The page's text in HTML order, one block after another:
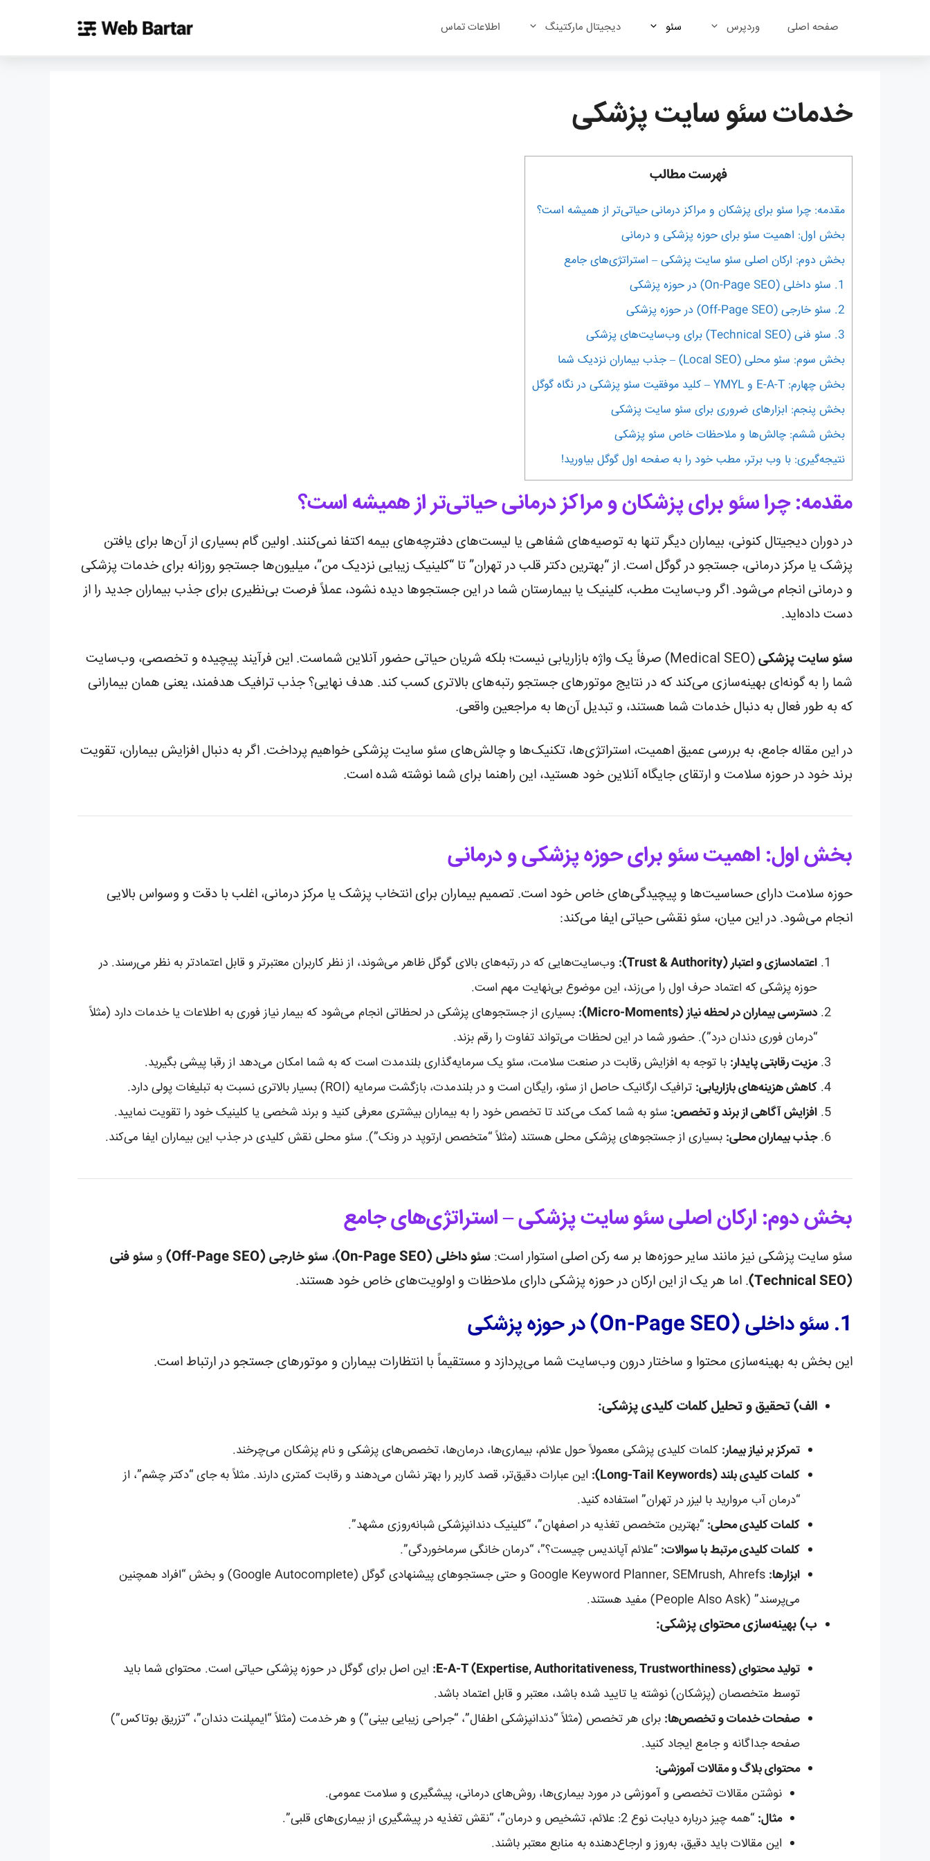
صفحه اصلی وردپرس سئو دیجیتال مارکتینگ اطلاعات تماس
خدمات سئو سایت پزشکی
فهرست مطالب
مقدمه: چرا سئو برای پزشکان و مراکز درمانی حیاتی‌تر از همیشه است؟
بخش اول: اهمیت سئو برای حوزه پزشکی و درمانی
بخش دوم: ارکان اصلی سئو سایت پزشکی – استراتژی‌های جامع
1. سئو داخلی (On-Page SEO) در حوزه پزشکی
2. سئو خارجی (Off-Page SEO) در حوزه پزشکی
3. سئو فنی (Technical SEO) برای وب‌سایت‌های پزشکی
بخش سوم: سئو محلی (Local SEO) – جذب بیماران نزدیک شما
بخش چهارم: E-A-T و YMYL – کلید موفقیت سئو پزشکی در نگاه گوگل
بخش پنجم: ابزارهای ضروری برای سئو سایت پزشکی
بخش ششم: چالش‌ها و ملاحظات خاص سئو پزشکی
نتیجه‌گیری: با وب برتر، مطب خود را به صفحه اول گوگل بیاورید!
مقدمه: چرا سئو برای پزشکان و مراکز درمانی حیاتی‌تر از همیشه است؟
در دوران دیجیتال کنونی، بیماران دیگر تنها به توصیه‌های شفاهی یا لیست‌های دفترچه‌های بیمه اکتفا نمی‌کنند. اولین گام بسیاری از آن‌ها برای یافتن
پزشک یا مرکز درمانی، جستجو در گوگل است. از “بهترین دکتر قلب در تهران” تا “کلینیک زیبایی نزدیک من”، میلیون‌ها جستجو روزانه برای خدمات پزشکی
و درمانی انجام می‌شود. اگر وب‌سایت مطب، کلینیک یا بیمارستان شما در این جستجوها دیده نشود، عملاً فرصت بی‌نظیری برای جذب بیماران جدید را از
دست داده‌اید.
سئو سایت پزشکی
(Medical SEO) صرفاً یک واژه بازاریابی نیست؛ بلکه شریان حیاتی حضور آنلاین شماست. این فرآیند پیچیده و تخصصی، وب‌سایت
شما را به گونه‌ای بهینه‌سازی می‌کند که در نتایج موتورهای جستجو رتبه‌های بالاتری کسب کند. هدف نهایی؟ جذب ترافیک هدفمند، یعنی همان بیمارانی
که به طور فعال به دنبال خدمات شما هستند، و تبدیل آن‌ها به مراجعین واقعی.
در این مقاله جامع، به بررسی عمیق اهمیت، استراتژی‌ها، تکنیک‌ها و چالش‌های سئو سایت پزشکی خواهیم پرداخت. اگر به دنبال افزایش بیماران، تقویت
برند خود در حوزه سلامت و ارتقای جایگاه آنلاین خود هستید، این راهنما برای شما نوشته شده است.
بخش اول: اهمیت سئو برای حوزه پزشکی و درمانی
حوزه سلامت دارای حساسیت‌ها و پیچیدگی‌های خاص خود است. تصمیم بیماران برای انتخاب پزشک یا مرکز درمانی، اغلب با دقت و وسواس بالایی
انجام می‌شود. در این میان، سئو نقشی حیاتی ایفا می‌کند:
اعتمادسازی و اعتبار (Trust & Authority):
وب‌سایت‌هایی که در رتبه‌های بالای گوگل ظاهر می‌شوند، از نظر کاربران معتبرتر و قابل اعتمادتر به نظر می‌رسند. در
حوزه پزشکی که اعتماد حرف اول را می‌زند، این موضوع بی‌نهایت مهم است.
دسترسی بیماران در لحظه نیاز (Micro-Moments):
بسیاری از جستجوهای پزشکی در لحظاتی انجام می‌شود که بیمار نیاز فوری به اطلاعات یا خدمات دارد (مثلاً
“درمان فوری دندان درد”). حضور شما در این لحظات می‌تواند تفاوت را رقم بزند.
مزیت رقابتی پایدار: با توجه به افزایش رقابت در صنعت سلامت، سئو یک سرمایه‌گذاری بلندمدت است که به شما امکان می‌دهد از رقبا پیشی بگیرید.
کاهش هزینه‌های بازاریابی: ترافیک ارگانیک حاصل از سئو، رایگان است و در بلندمدت، بازگشت سرمایه (ROI) بسیار بالاتری نسبت به تبلیغات پولی دارد.
افزایش آگاهی از برند و تخصص: سئو به شما کمک می‌کند تا تخصص خود را به بیماران بیشتری معرفی کنید و برند شخصی یا کلینیک خود را تقویت نمایید.
جذب بیماران محلی: بسیاری از جستجوهای پزشکی محلی هستند (مثلاً “متخصص ارتوپد در ونک”). سئو محلی نقش کلیدی در جذب این بیماران ایفا می‌کند.
بخش دوم: ارکان اصلی سئو سایت پزشکی – استراتژی‌های جامع
سئو سایت پزشکی نیز مانند سایر حوزه‌ها بر سه رکن اصلی استوار است: سئو داخلی (On-Page SEO) ، سئو خارجی (Off-Page SEO) و سئو فنی
(Technical SEO)
. اما هر یک از این ارکان در حوزه پزشکی دارای ملاحظات و اولویت‌های خاص خود هستند.
1. سئو داخلی (On-Page SEO) در حوزه پزشکی
این بخش به بهینه‌سازی محتوا و ساختار درون وب‌سایت شما می‌پردازد و مستقیماً با انتظارات بیماران و موتورهای جستجو در ارتباط است.
الف) تحقیق و تحلیل کلمات کلیدی پزشکی:
تمرکز بر نیاز بیمار: کلمات کلیدی پزشکی معمولاً حول علائم، بیماری‌ها، درمان‌ها، تخصص‌های پزشکی و نام پزشکان می‌چرخند.
کلمات کلیدی بلند (Long-Tail Keywords):
این عبارات دقیق‌تر، قصد کاربر را بهتر نشان می‌دهند و رقابت کمتری دارند. مثلاً به جای “دکتر چشم”، از
“درمان آب مروارید با لیزر در تهران” استفاده کنید.
کلمات کلیدی محلی: “بهترین متخصص تغذیه در اصفهان”، “کلینیک دندانپزشکی شبانه‌روزی مشهد”.
کلمات کلیدی مرتبط با سوالات: “علائم آپاندیس چیست؟”، “درمان خانگی سرماخوردگی”.
ابزارها:
Google Keyword Planner, SEMrush, Ahrefs و حتی جستجوهای پیشنهادی گوگل (Google Autocomplete) و بخش “افراد همچنین
می‌پرسند” (People Also Ask) مفید هستند.
ب) بهینه‌سازی محتوای پزشکی:
تولید محتوای E-A-T (Expertise, Authoritativeness, Trustworthiness):
این اصل برای گوگل در حوزه پزشکی حیاتی است. محتوای شما باید
توسط متخصصان (پزشکان) نوشته یا تایید شده باشد، معتبر و قابل اعتماد باشد.
صفحات خدمات و تخصص‌ها: برای هر تخصص (مثلاً “دندانپزشکی اطفال”، “جراحی زیبایی بینی”) و هر خدمت (مثلاً “ایمپلنت دندان”، “تزریق بوتاکس”)
صفحه جداگانه و جامع ایجاد کنید.
محتوای بلاگ و مقالات آموزشی:
نوشتن مقالات تخصصی و آموزشی در مورد بیماری‌ها، روش‌های درمانی، پیشگیری و سلامت عمومی.
مثال: “همه چیز درباره دیابت نوع 2: علائم، تشخیص و درمان”، “نقش تغذیه در پیشگیری از بیماری‌های قلبی”.
این مقالات باید دقیق، به‌روز و ارجاع‌دهنده به منابع معتبر باشند.